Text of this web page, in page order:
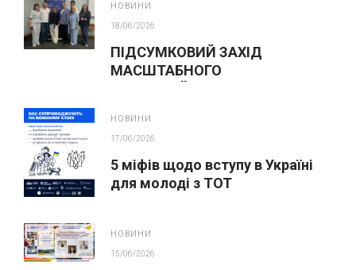
НОВИНИ
18/06/2026
ПІДСУМКОВИЙ ЗАХІД
МАСШТАБНОГО
НОВИНИ
17/06/2026
5 міфів щодо вступу в Україні
для молоді з ТОТ
НОВИНИ
15/06/2026